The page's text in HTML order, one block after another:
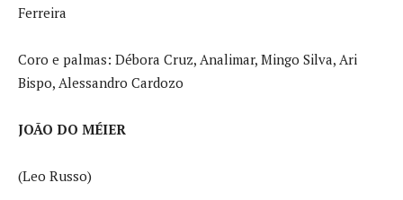
Ferreira
Coro e palmas: Débora Cruz, Analimar, Mingo Silva, Ari
Bispo, Alessandro Cardozo
JOÃO DO MÉIER
(Leo Russo)